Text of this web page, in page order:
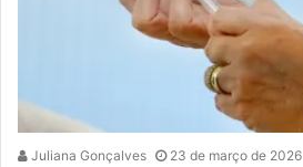
Juliana Gonçalves 23 de março de 2026